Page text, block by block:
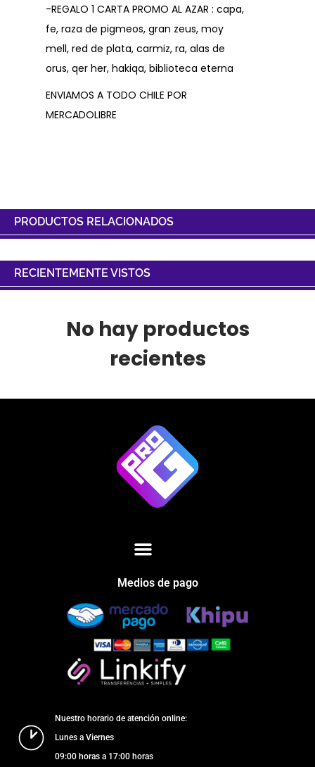
-REGALO 1 CARTA PROMO AL AZAR : capa,
fe, raza de pigmeos, gran zeus, moy
mell, red de plata, carmiz, ra, alas de
orus, qer her, hakiqa, biblioteca eterna
ENVIAMOS A TODO CHILE POR
MERCADOLIBRE
PRODUCTOS RELACIONADOS
RECIENTEMENTE VISTOS
No hay productos
recientes
Medios de pago
Nuestro horario de atención online:
Lunes a Viernes
09:00 horas a 17:00 horas